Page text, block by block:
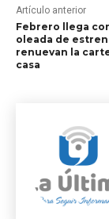
Artículo anterior
Febrero llega
oleada de
renuevan la
casa